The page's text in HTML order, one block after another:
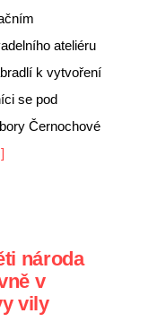
ateliéru
k vytvoření
se pod
Černochové
národa
v
vily